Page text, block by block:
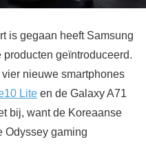
is gegaan heeft Samsung
geïntroduceerd.
nieuwe smartphones
Lite en de Galaxy A71
bij, want de Koreaanse
Odyssey gaming